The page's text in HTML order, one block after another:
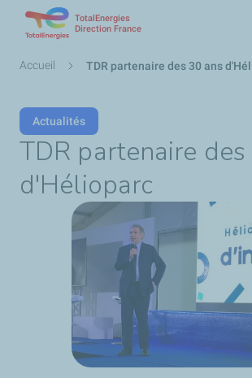
contenu
TotalEnergies
Direction France
Fil
Accueil TDR partenaire des 30 ans
Actualités
TDR partenaire
d'Hélioparc